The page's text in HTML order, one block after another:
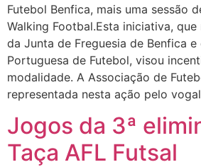
Futebol Benfica, mais uma sessão
Walking Footbal.Esta iniciativa,
da Junta de Freguesia de Benfica e
Portuguesa de Futebol, visou
modalidade. A Associação de
representada nesta ação pelo
Jogos da 3ª
Taça AFL Futsal